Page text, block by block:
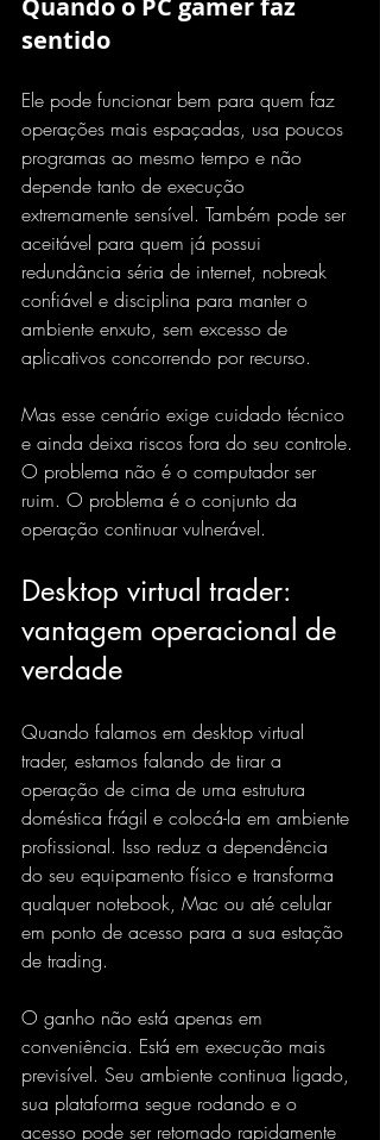
Quando o PC gamer faz
sentido
Ele pode funcionar bem para quem faz
operações mais espaçadas, usa poucos
programas ao mesmo tempo e não
depende tanto de execução
extremamente sensível. Também pode ser
aceitável para quem já possui
redundância séria de internet, nobreak
confiável e disciplina para manter o
ambiente enxuto, sem excesso de
aplicativos concorrendo por recurso.
Mas esse cenário exige cuidado técnico
e ainda deixa riscos fora do seu controle.
O problema não é o computador ser
ruim. O problema é o conjunto da
operação continuar vulnerável.
Desktop virtual trader:
vantagem operacional de
verdade
Quando falamos em desktop virtual
trader, estamos falando de tirar a
operação de cima de uma estrutura
doméstica frágil e colocá-la em ambiente
profissional. Isso reduz a dependência
do seu equipamento físico e transforma
qualquer notebook, Mac ou até celular
em ponto de acesso para a sua estação
de trading.
O ganho não está apenas em
conveniência. Está em execução mais
previsível. Seu ambiente continua ligado,
sua plataforma segue rodando e o
acesso pode ser retomado rapidamente